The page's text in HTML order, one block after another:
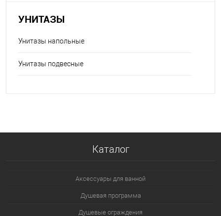
УНИТАЗЫ
Унитазы напольные
Унитазы подвесные
Каталог
Аксессуары для ванной
Душевая программа
Душевые ограждения